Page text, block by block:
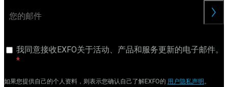
我同意接收EXFO关于活动、产品和服务更新的电子邮件。
如果您提供自己的个人资料，则表示您确认自己了解EXFO的 用户隐私声明 。